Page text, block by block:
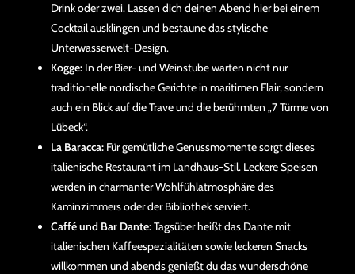
Drink oder zwei. Lassen dich deinen Abend hier bei einem
Cocktail ausklingen und bestaune das stylische
Unterwasserwelt-Design.
Kogge: In der Bier- und Weinstube warten nicht nur
traditionelle nordische Gerichte in maritimen Flair, sondern
auch ein Blick auf die Trave und die berühmten „7 Türme von
Lübeck“.
La Baracca: Für gemütliche Genussmomente sorgt dieses
italienische Restaurant im Landhaus-Stil. Leckere Speisen
werden in charmanter Wohlfühlatmosphäre des
Kaminzimmers oder der Bibliothek serviert.
Caffé und Bar Dante:Tagsüber heißt das Dante mit
italienischen Kaffeespezialitäten sowie leckeren Snacks
willkommen und abends genießt du das wunderschöne